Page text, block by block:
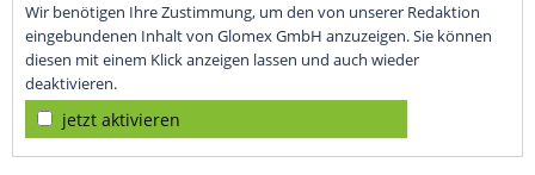
Wir benötigen Ihre Zustimmung, um den von unserer Redaktion
eingebundenen Inhalt von Glomex GmbH anzuzeigen. Sie können
diesen mit einem Klick anzeigen lassen und auch wieder
deaktivieren.
jetzt aktivieren